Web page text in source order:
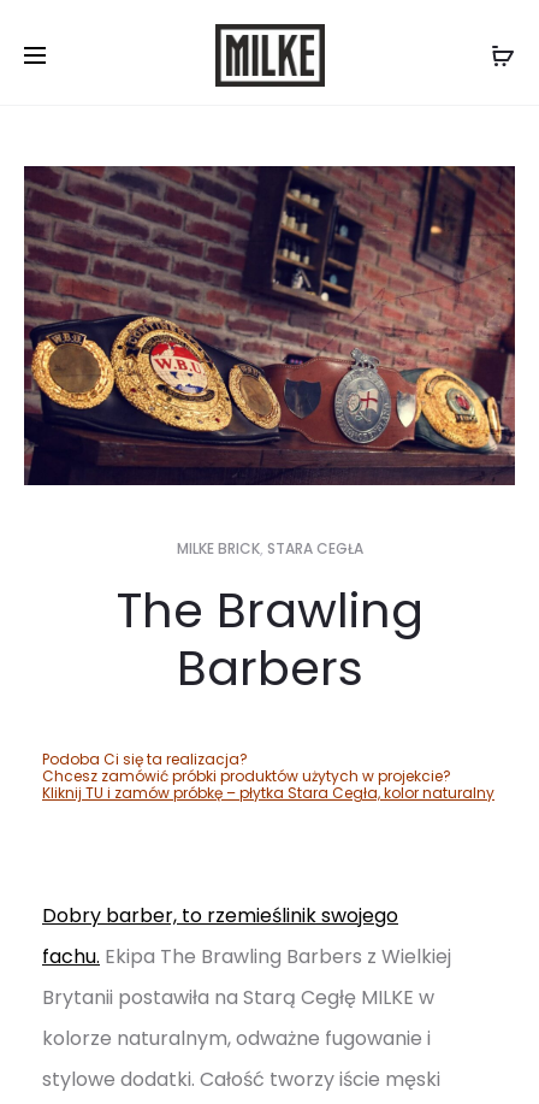
Skontaktuj się z nami:577 507 300
MILKE BRICK, STARA CEGŁA
The Brawling
Barbers
Podoba Ci się ta realizacja?
Chcesz zamówić próbki produktów użytych w projekcie?
Kliknij TU i zamów próbkę – płytka Stara Cegła,kolor naturalny
Dobry barber, to rzemieślinik swojego
fachu. Ekipa The Brawling Barbers z Wielkiej
Brytanii postawiła na Starą Cegłę MILKE w
kolorze naturalnym, odważne fugowanie i
stylowe dodatki. Całość tworzy iście męski